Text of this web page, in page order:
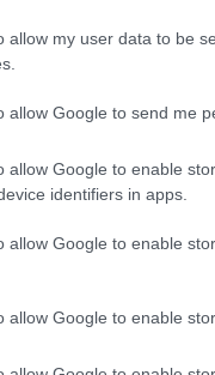
allow my user data to be
allow Google to send me
allow Google to enable
identifiers in apps.
allow Google to enable
allow Google to enable
szemhéjplasztika
hasplasztika